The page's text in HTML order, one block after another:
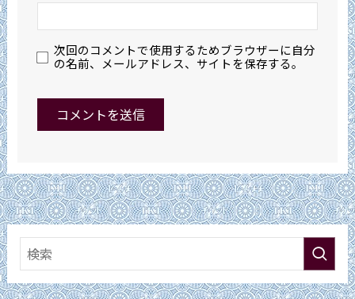
次回のコメントで使用するためブラウザーに自分
の名前、メールアドレス、サイトを保存する。